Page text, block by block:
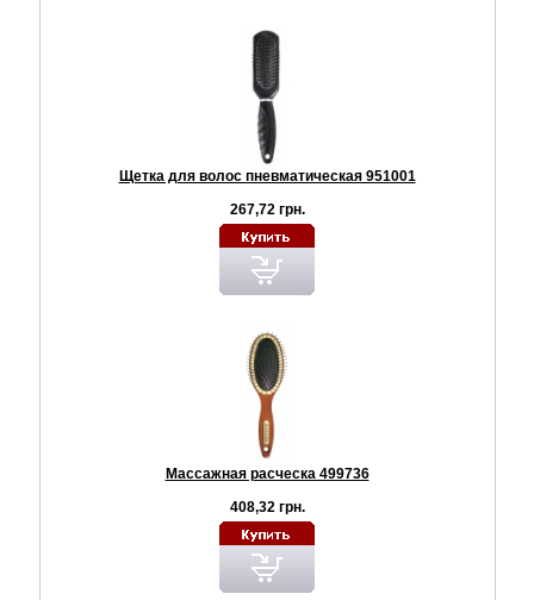
Щетка для волос пневматическая 951001
267,72 грн.
Массажная расческа 499736
408,32 грн.